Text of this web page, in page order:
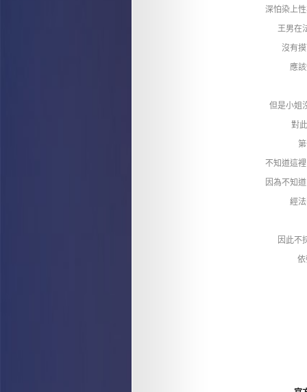
深怕染上
王男在
沒有
應
但是小姐
對
不知道這
因為不知
經
因此不